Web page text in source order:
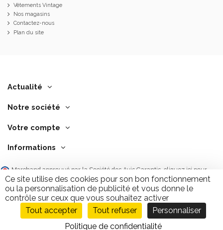
Vêtements Vintage
Nos magasins
Contactez-nous
Plan du site
Actualité
Notre société
Votre compte
Informations
Marchand approuvé par la Société des Avis Garantis, cliquez ici pour
vérifier .
/10
Ce site utilise des cookies pour son bon fonctionnement
ou la personnalisation de publicité et vous donne le
contrôle sur ceux que vous souhaitez activer
Tout accepter
Tout refuser
Personnaliser
Politique de confidentialité